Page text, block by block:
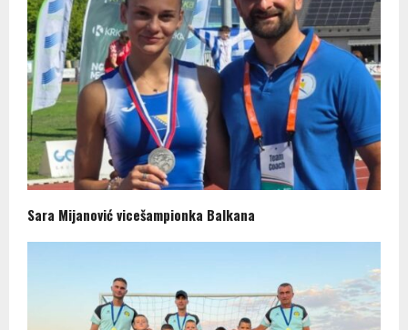
Sara Mijanović vicešampionka Balkana